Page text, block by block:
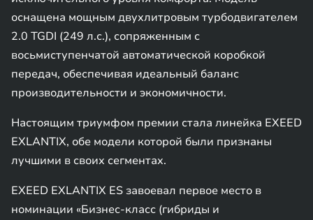
оснащена мощным двухлитровым турбодвигателем
2.0 TGDI (249 л.с.), сопряженным с
восьмиступенчатой автоматической коробкой
передач, обеспечивая идеальный баланс
производительности и экономичности.
Настоящим триумфом премии стала линейка EXEED
EXLANTIX, обе модели которой были признаны
лучшими в своих сегментах.
EXEED EXLANTIX ES завоевал первое место в
номинации «Бизнес-класс (гибриды и